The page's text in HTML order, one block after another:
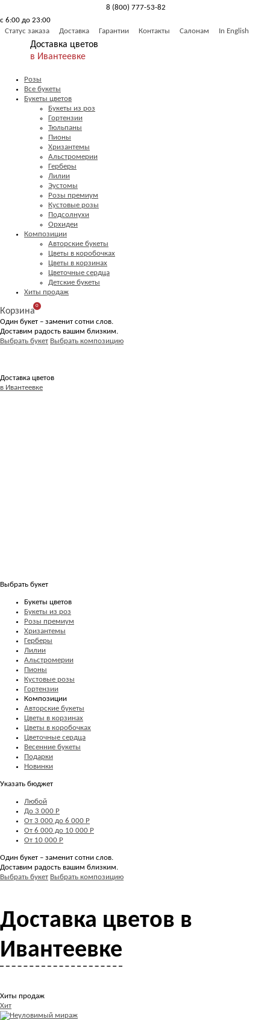
8 (800) 777-53-82
с 6:00 до 23:00
Статус заказа
Доставка Гарантии Контакты Салонам In English
Доставка цветов
в Ивантеевке
Розы
Все букеты
Букеты цветов
Букеты из роз
Гортензии
Тюльпаны
Пионы
Хризантемы
Альстромерии
Герберы
Лилии
Эустомы
Розы премиум
Кустовые розы
Подсолнухи
Орхидеи
Композиции
Авторские букеты
Цветы в коробочках
Цветы в корзинах
Цветочные сердца
Детские букеты
Хиты продаж
Корзина
0
Один букет – заменит сотни слов.
Доставим радость вашим близким.
Выбрать букет Выбрать композицию
Доставка цветов
в Ивантеевке
Выбрать букет
Букеты цветов
Букеты из роз
Розы премиум
Хризантемы
Герберы
Лилии
Альстромерии
Пионы
Кустовые розы
Гортензии
Композиции
Авторские букеты
Цветы в корзинах
Цветы в коробочках
Цветочные сердца
Весенние букеты
Подарки
Новинки
Указать бюджет
Любой
До 3 000 Р
От 3 000 до 6 000 Р
От 6 000 до 10 000 Р
От 10 000 Р
Один букет – заменит сотни слов.
Доставим радость вашим близким.
Выбрать букет Выбрать композицию
Доставка цветов в
Ивантеевке
Хиты продаж
Хит